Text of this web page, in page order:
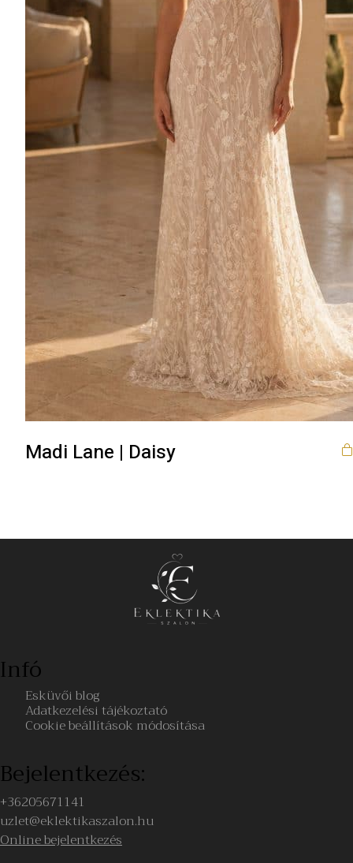
Madi Lane | Daisy
Infó
Esküvői blog
Adatkezelési tájékoztató
Cookie beállítások módosítása
Bejelentkezés:
+36205671141
uzlet@eklektikaszalon.hu
Online bejelentkezés